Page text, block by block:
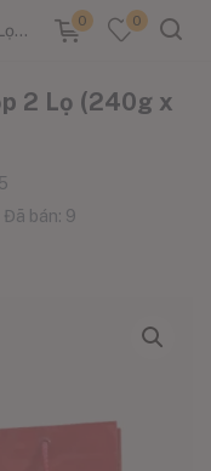
Cao Đặc Hồng Sâm 365 Hộp 2 Lọ (240g x 2)
0 0
2 Lọ (240g x
Đã bán: 9